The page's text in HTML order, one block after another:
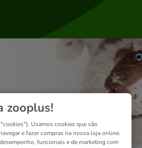
zooplus!
Usamos cookies que são
e fazer compras na nossa loja online.
funcionais e de marketing com